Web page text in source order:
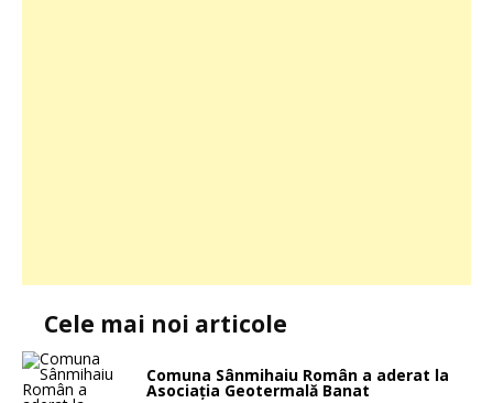
Cele mai noi articole
Comuna Sânmihaiu Român a aderat la
Asociația Geotermală Banat